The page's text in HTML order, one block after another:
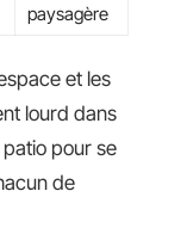
paysagère
et les
lourd dans
pour se
de